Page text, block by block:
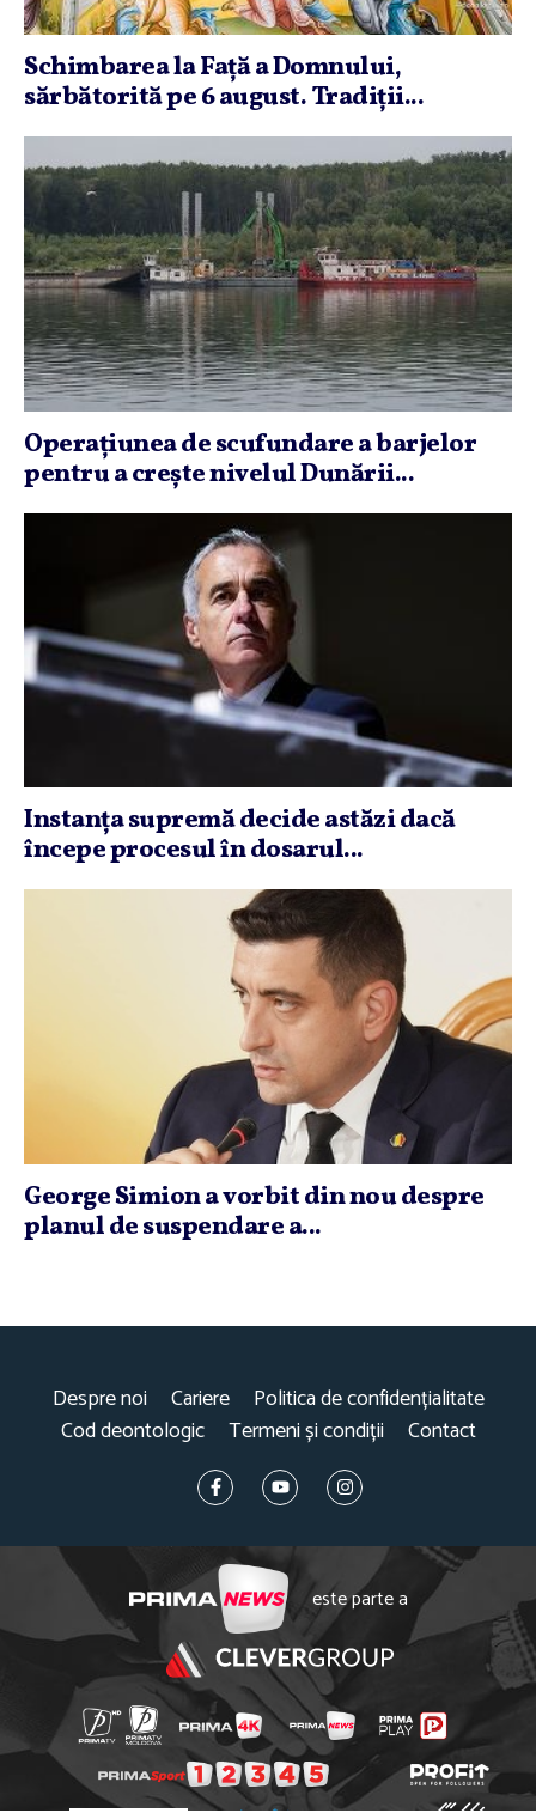
Schimbarea la Faţă a Domnului,
sărbătorită pe 6 august. Tradiţii...
Operaţiunea de scufundare a barjelor
pentru a creşte nivelul Dunării...
Instanţa supremă decide astăzi dacă
începe procesul în dosarul...
George Simion a vorbit din nou despre
planul de suspendare a...
Despre noi Cariere
Politica de confidențialitate
Cod deontologic
Termeni și condiții Contact
este parte a